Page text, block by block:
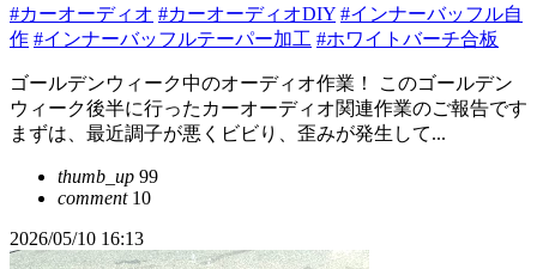
#カーオーディオ #カーオーディオDIY #インナーバッフル自
作 #インナーバッフルテーパー加工 #ホワイトバーチ合板
ゴールデンウィーク中のオーディオ作業！ このゴールデン
ウィーク後半に行ったカーオーディオ関連作業のご報告です
まずは、最近調子が悪くビビり、歪みが発生して...
thumb_up 99
comment10
2026/05/10 16:13